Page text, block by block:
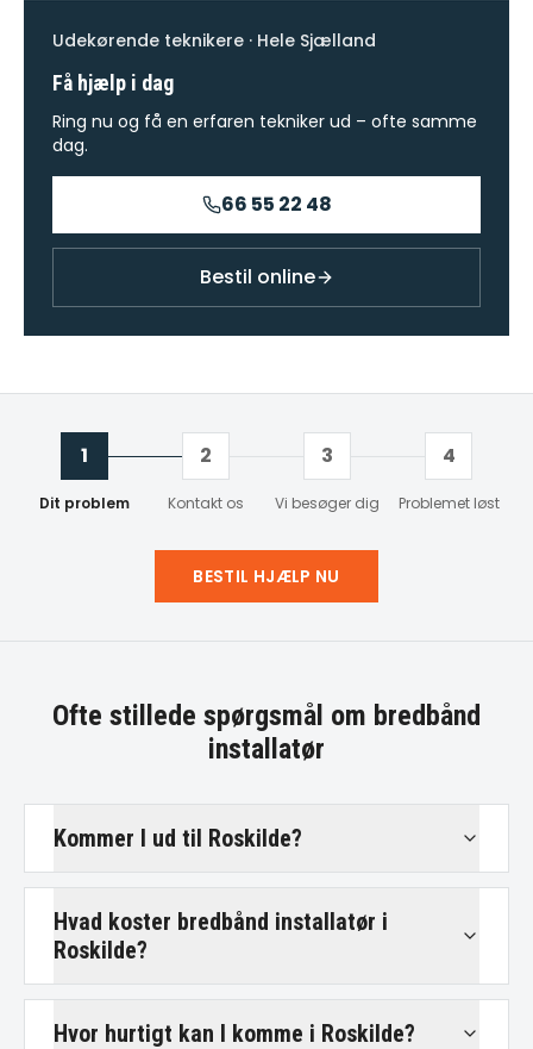
Udekørende teknikere · Hele Sjælland
Få hjælp i dag
Ring nu og få en erfaren tekniker ud – ofte samme
dag.
66 55 22 48
Bestil online
1
Dit problem
2
Kontakt os
3
Vi besøger dig
4
Problemet løst
BESTIL HJÆLP NU
Ofte stillede spørgsmål om bredbånd
installatør
Kommer I ud til Roskilde?
Hvad koster bredbånd installatør i
Roskilde?
Hvor hurtigt kan I komme i Roskilde?